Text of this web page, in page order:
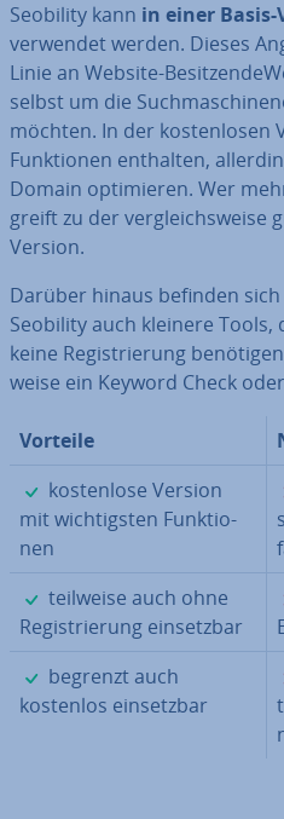
Seobility kann in einer
verwendet werden. Dieses
Linie an Website-
selbst um die
möchten. In der kos­ten­lo­sen
Funk­tio­nen enthalten,
Domain op­ti­mie­ren. Wer
greift zu der ver­gleichs­wei­se
Version.
Darüber hinaus befinden
Seobility auch kleinere
keine Re­gis­trie­rung
wei­se ein Keyword Check
Vorteile
✓
kos­ten­lo­se Version
mit wich­tigs­ten Funk­tio­
nen
✓
teilweise auch ohne
Re­gis­trie­rung ein­setz­bar
✓
begrenzt auch
kostenlos ein­setz­bar